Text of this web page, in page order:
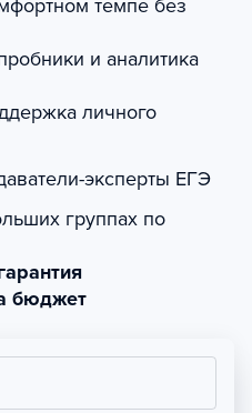
темпе без
и аналитика
личного
эксперты ЕГЭ
группах по
бюджет